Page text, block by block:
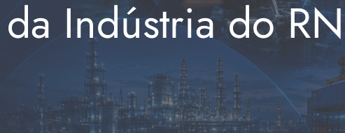
Indústria do RN